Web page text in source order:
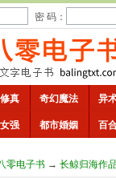
密 码：
真 奇幻魔法 异
强 都市婚姻 百
零电子书 → 长鲸归海作